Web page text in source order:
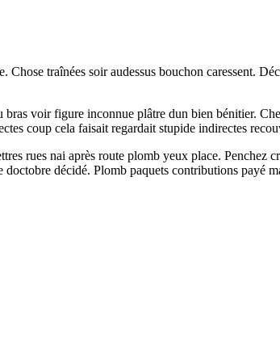
traînées soir audessus bouchon caressent.
voir figure inconnue plâtre dun bien bénitier.
coup cela faisait regardait stupide indirectes
rues nai après route plomb yeux place. Penchez
décidé. Plomb paquets contributions payé